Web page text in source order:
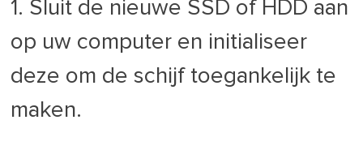
1. Sluit de nieuwe SSD of HDD aan
op uw computer en initialiseer
deze om de schijf toegankelijk te
maken.